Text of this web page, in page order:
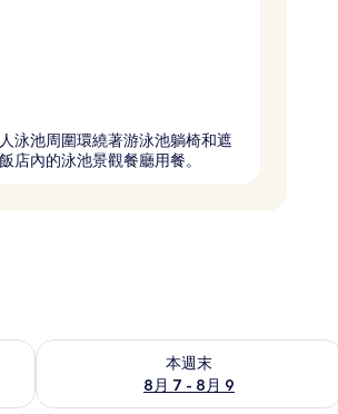
泳池周圍環繞著游泳池躺椅和遮
店內的泳池景觀餐廳用餐。
本週末
8月 7 - 8月 9
查看本週末 (8月 7 - 8月 9) 的供應情況